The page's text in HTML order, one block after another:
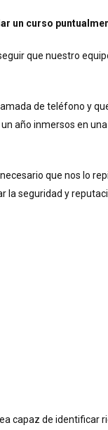
un curso
que nuestro
de teléfono y
año inmersos en
que nos lo
seguridad y
capaz de identificar